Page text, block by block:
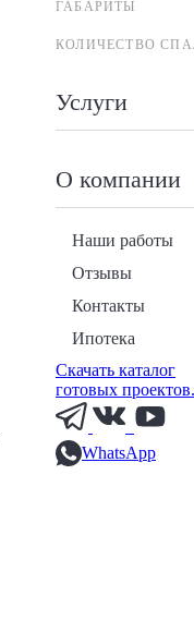
ГАБАРИТЫ
КОЛИЧЕСТВО
Услуги
О компании
Наши работы
Отзывы
Контакты
Ипотека
Скачать каталог
готовых
WhatsApp